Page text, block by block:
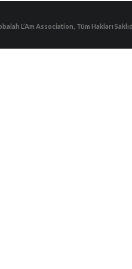
L’Am Association, Tüm Hakları